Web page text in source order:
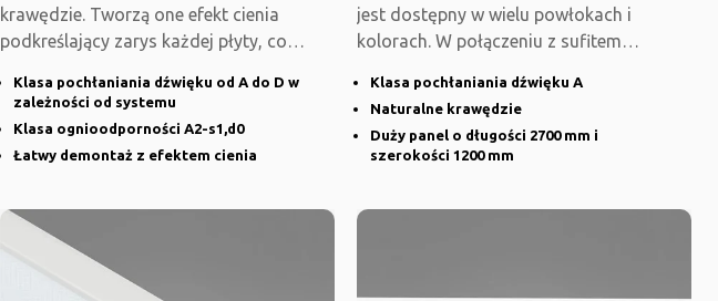
krawędzie. Tworzą one efekt cienia
podkreślający zarys każdej płyty, co
Klasa pochłaniania dźwięku od A do D w
zależności od systemu
Klasa ognioodporności A2-s1,d0
Łatwy demontaż z efektem cienia
jest dostępny w wielu powłokach i
kolorach. W połączeniu z sufitem
Klasa pochłaniania dźwięku A
Naturalne krawędzie
Duży panel o długości 2700 mm i
szerokości 1200 mm